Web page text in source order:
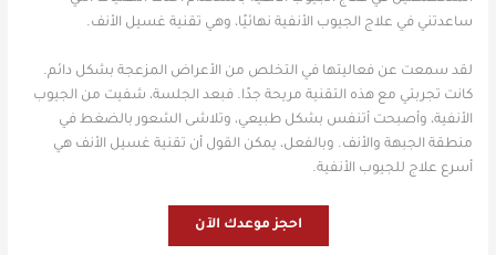
ساعدتني في علاج الجيوب الأنفية نهائيًا، وهي تقنية غسيل الأنف.
لقد سمعت عن فعاليتها في التخلص من الأعراض المزعجة بشكل دائم.
كانت تجربتي مع هذه التقنية مريحة جدًا. فبعد الجلسة، شفيت من الجيوب
الأنفية، وأصبحت أتنفس بشكل طبيعي، وتلاشى الشعور بالضغط في
منطقة الجبهة والأنف. وبالفعل، يمكن القول أن تقنية غسيل الأنف هي
أسرع علاج للجيوب الأنفية.
احجز موعدك الآن